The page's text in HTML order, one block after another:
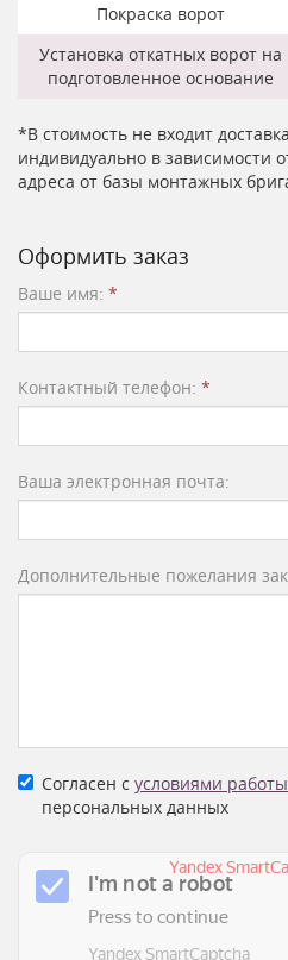
Покраска ворот
Установка откатных ворот на
подготовленное основание
*В стоимость не входит
индивидуально в зависимости
адреса от базы монтажных
Оформить заказ
Ваше имя: *
Контактный телефон: *
Ваша электронная почта:
Дополнительные пожелания
Согласен с условиями
персональных данных